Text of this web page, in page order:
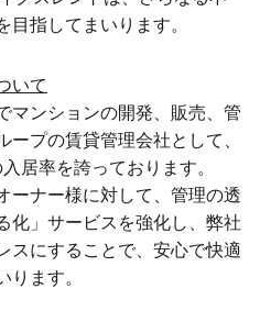
指してまいります。
いて
ンションの開発、販売、管
プの賃貸管理会社として、
居率を誇っております。
ナー様に対して、管理の透
化」サービスを強化し、弊社
スにすることで、安心で快適
ます。